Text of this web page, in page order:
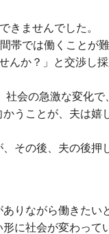
きませんでした。
帯では働くことが
んか？」と交渉し採
社会の急激な変化で
うことが、夫は嬉
その後、夫の後押
りながら働きたい
に社会が変わって